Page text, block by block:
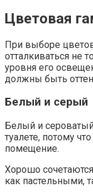
Цветовая
При выборе
отталкиваться не
уровня его
должны быть
Белый и серый
Белый и
туалете, потому
помещение.
Хорошо
как пастельными,